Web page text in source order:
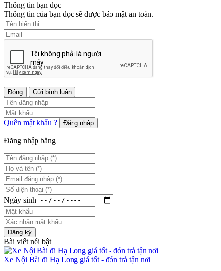
Thông tin bạn đọc
Thông tin của bạn đọc sẽ được bảo mật an toàn.
Đóng Gửi bình luận
Quên mật khẩu ? Đăng nhập
Đăng nhập bằng
Ngày sinh
Đăng ký
Bài viết nổi bật
Xe Nội Bài đi Hạ Long giá tốt - đón trả tận nơi